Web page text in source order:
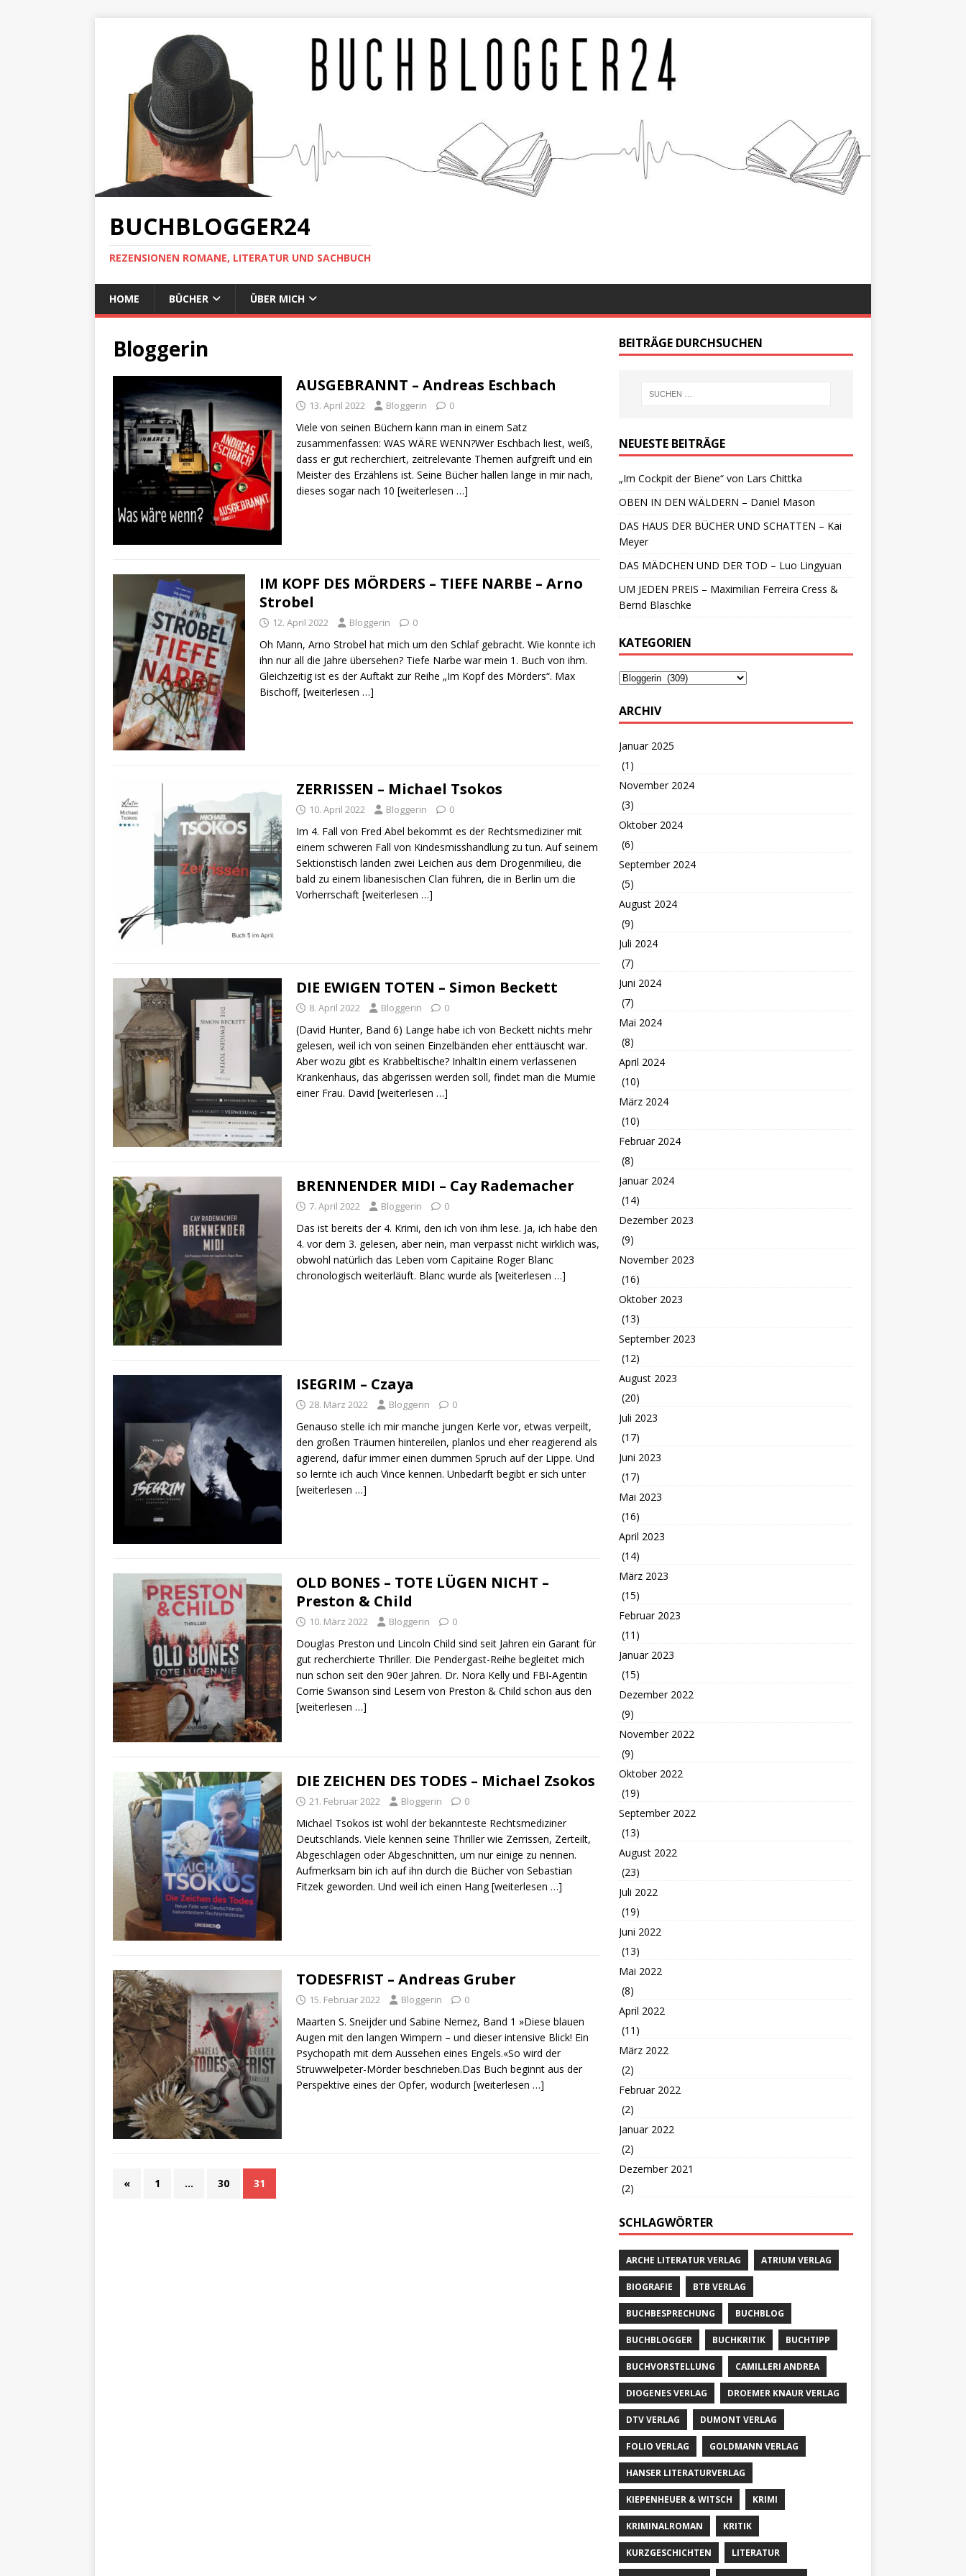
BUCHBLOGGER24
REZENSIONEN ROMANE, LITERATUR UND SACHBUCH
HOME BÜCHER ÜBER MICH
Bloggerin
AUSGEBRANNT – Andreas Eschbach
13. April 2022 Bloggerin 0
Viele von seinen Büchern kann man in einem Satz
zusammenfassen: WAS WÄRE WENN?Wer Eschbach liest, weiß,
dass er gut recherchiert, zeitrelevante Themen aufgreift und ein
Meister des Erzählens ist. Seine Bücher hallen lange in mir nach,
dieses sogar nach 10 [weiterlesen …]
IM KOPF DES MÖRDERS – TIEFE NARBE – Arno
Strobel
12. April 2022 Bloggerin 0
Oh Mann, Arno Strobel hat mich um den Schlaf gebracht. Wie konnte ich
ihn nur all die Jahre übersehen? Tiefe Narbe war mein 1. Buch von ihm.
Gleichzeitig ist es der Auftakt zur Reihe „Im Kopf des Mörders“. Max
Bischoff, [weiterlesen …]
ZERRISSEN – Michael Tsokos
10. April 2022 Bloggerin 0
Im 4. Fall von Fred Abel bekommt es der Rechtsmediziner mit
einem schweren Fall von Kindesmisshandlung zu tun. Auf seinem
Sektionstisch landen zwei Leichen aus dem Drogenmilieu, die
bald zu einem libanesischen Clan führen, die in Berlin um die
Vorherrschaft [weiterlesen …]
DIE EWIGEN TOTEN – Simon Beckett
8. April 2022 Bloggerin 0
(David Hunter, Band 6) Lange habe ich von Beckett nichts mehr
gelesen, weil ich von seinen Einzelbänden eher enttäuscht war.
Aber wozu gibt es Krabbeltische? InhaltIn einem verlassenen
Krankenhaus, das abgerissen werden soll, findet man die Mumie
einer Frau. David [weiterlesen …]
BRENNENDER MIDI – Cay Rademacher
7. April 2022 Bloggerin 0
Das ist bereits der 4. Krimi, den ich von ihm lese. Ja, ich habe den
4. vor dem 3. gelesen, aber nein, man verpasst nicht wirklich was,
obwohl natürlich das Leben vom Capitaine Roger Blanc
chronologisch weiterläuft. Blanc wurde als [weiterlesen …]
ISEGRIM – Czaya
28. März 2022 Bloggerin 0
Genauso stelle ich mir manche jungen Kerle vor, etwas verpeilt,
den großen Träumen hintereilen, planlos und eher reagierend als
agierend, dafür immer einen dummen Spruch auf der Lippe. Und
so lernte ich auch Vince kennen. Unbedarft begibt er sich unter
[weiterlesen …]
OLD BONES – TOTE LÜGEN NICHT –
Preston & Child
10. März 2022 Bloggerin 0
Douglas Preston und Lincoln Child sind seit Jahren ein Garant für
gut recherchierte Thriller. Die Pendergast-Reihe begleitet mich
nun schon seit den 90er Jahren. Dr. Nora Kelly und FBI-Agentin
Corrie Swanson sind Lesern von Preston & Child schon aus den
[weiterlesen …]
DIE ZEICHEN DES TODES – Michael Zsokos
21. Februar 2022 Bloggerin 0
Michael Tsokos ist wohl der bekannteste Rechtsmediziner
Deutschlands. Viele kennen seine Thriller wie Zerrissen, Zerteilt,
Abgeschlagen oder Abgeschnitten, um nur einige zu nennen.
Aufmerksam bin ich auf ihn durch die Bücher von Sebastian
Fitzek geworden. Und weil ich einen Hang[weiterlesen …]
TODESFRIST – Andreas Gruber
15. Februar 2022 Bloggerin 0
Maarten S. Sneijder und Sabine Nemez, Band 1 »Diese blauen
Augen mit den langen Wimpern – und dieser intensive Blick! Ein
Psychopath mit dem Aussehen eines Engels.«So wird der
Struwwelpeter-Mörder beschrieben.Das Buch beginnt aus der
Perspektive eines der Opfer, wodurch [weiterlesen …]
« 1 … 30 31
BEITRÄGE DURCHSUCHEN
NEUESTE BEITRÄGE
„Im Cockpit der Biene“ von Lars Chittka
OBEN IN DEN WÄLDERN – Daniel Mason
DAS HAUS DER BÜCHER UND SCHATTEN – Kai
Meyer
DAS MÄDCHEN UND DER TOD – Luo Lingyuan
UM JEDEN PREIS – Maximilian Ferreira Cress &
Bernd Blaschke
KATEGORIEN
ARCHIV
Januar 2025
(1)
November 2024
(3)
Oktober 2024
(6)
September 2024
(5)
August 2024
(9)
Juli 2024
(7)
Juni 2024
(7)
Mai 2024
(8)
April 2024
(10)
März 2024
(10)
Februar 2024
(8)
Januar 2024
(14)
Dezember 2023
(9)
November 2023
(16)
Oktober 2023
(13)
September 2023
(12)
August 2023
(20)
Juli 2023
(17)
Juni 2023
(17)
Mai 2023
(16)
April 2023
(14)
März 2023
(15)
Februar 2023
(11)
Januar 2023
(15)
Dezember 2022
(9)
November 2022
(9)
Oktober 2022
(19)
September 2022
(13)
August 2022
(23)
Juli 2022
(19)
Juni 2022
(13)
Mai 2022
(8)
April 2022
(11)
März 2022
(2)
Februar 2022
(2)
Januar 2022
(2)
Dezember 2021
(2)
SCHLAGWÖRTER
ARCHE LITERATUR VERLAG ATRIUM VERLAG
BIOGRAFIE BTB VERLAG
BUCHBESPRECHUNG BUCHBLOG
BUCHBLOGGER BUCHKRITIK BUCHTIPP
BUCHVORSTELLUNG CAMILLERI ANDREA
DIOGENES VERLAG DROEMER KNAUR VERLAG
DTV VERLAG DUMONT VERLAG
FOLIO VERLAG GOLDMANN VERLAG
HANSER LITERATURVERLAG
KIEPENHEUER & WITSCH KRIMI
KRIMINALROMAN KRITIK
KURZGESCHICHTEN LITERATUR